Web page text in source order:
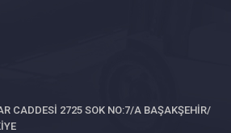
CADDESİ 2725 SOK NO:7/A BAŞAKŞEHİR/